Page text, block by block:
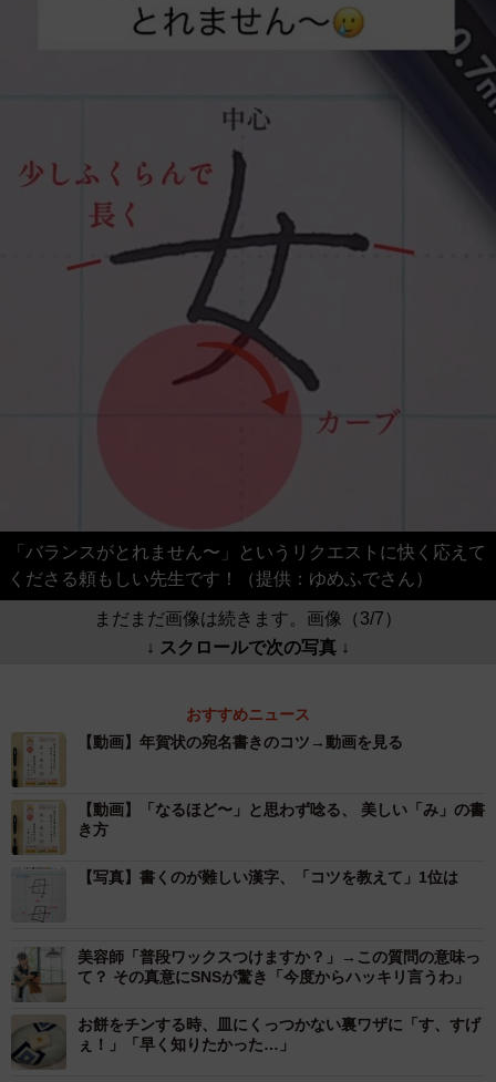
「バランスがとれません〜」というリクエストに快く応えて
くださる頼もしい先生です！（提供：ゆめふでさん）
まだまだ画像は続きます。画像（3/7）
↓ スクロールで次の写真 ↓
おすすめニュース
【動画】年賀状の宛名書きのコツ→動画を見る
【動画】「なるほど〜」と思わず唸る、 美しい「み」の書
き方
【写真】書くのが難しい漢字、「コツを教えて」1位は
美容師「普段ワックスつけますか？」→この質問の意味っ
て？ その真意にSNSが驚き「今度からハッキリ言うわ」
お餅をチンする時、皿にくっつかない裏ワザに「す、すげ
ぇ！」「早く知りたかった…」